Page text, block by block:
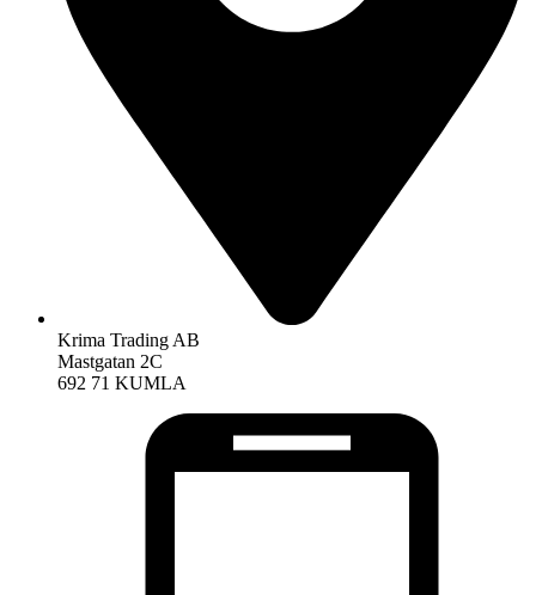
Krima Trading AB
Mastgatan 2C
692 71 KUMLA